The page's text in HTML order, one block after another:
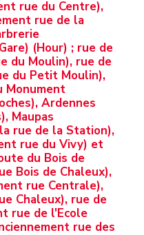
rue du Centre),
rue de la
(Hour) ; rue de
du Moulin), rue de
du Petit Moulin),
Monument
Ardennes
Maupas
rue de la Station),
rue du Vivy) et
du Bois de
Bois de Chaleux),
rue Centrale),
Chaleux), rue de
rue de l'Ecole
rue des